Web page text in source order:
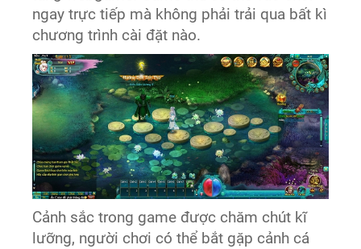
ngay trực tiếp mà không phải trải qua bất kì
chương trình cài đặt nào.
Cảnh sắc trong game được chăm chút kĩ
lưỡng, người chơi có thể bắt gặp cảnh cá